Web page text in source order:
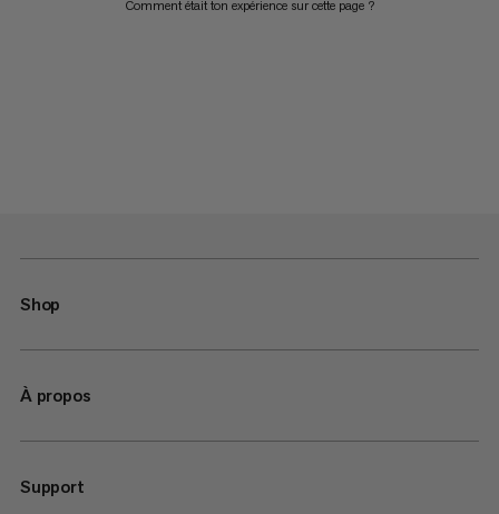
Comment était ton expérience sur cette page ?
Shop
À propos
Support